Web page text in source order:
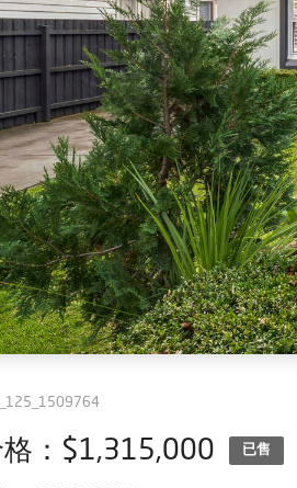
格：$1,315,000 已售